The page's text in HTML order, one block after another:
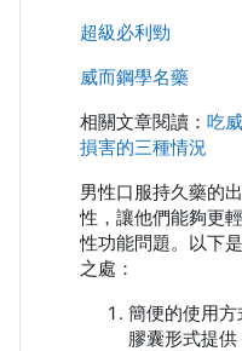
超級必利勁
威而鋼學名藥
相關文章閱讀： 吃
損害的三種情況
男性口服持久藥的
性，讓他們能夠更
性功能問題。以下
之處：
簡便的使用
膠囊形式提